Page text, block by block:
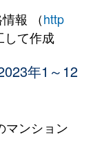
報 （http
して作成
年1～12
マンション